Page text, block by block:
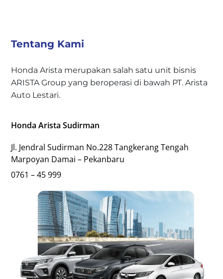
Tentang Kami
Honda Arista merupakan salah satu unit bisnis
ARISTA Group yang beroperasi di bawah PT. Arista
Auto Lestari.
Honda Arista Sudirman
Jl. Jendral Sudirman No.228 Tangkerang Tengah
Marpoyan Damai – Pekanbaru
0761 – 45 999